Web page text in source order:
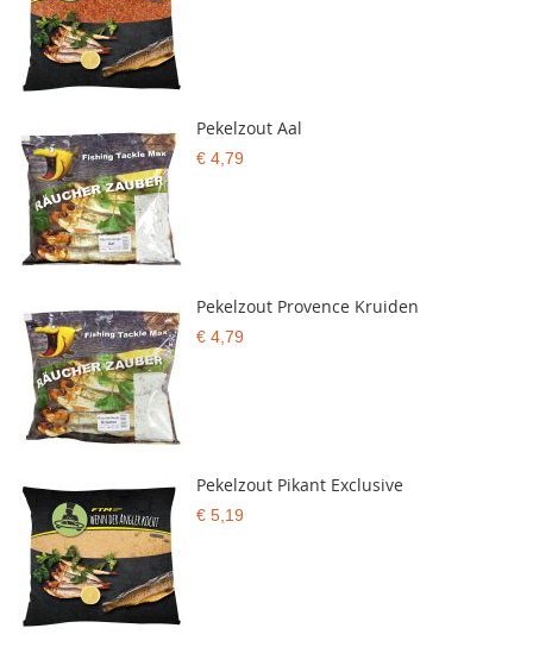
Pekelzout Aal
€ 4,79
Pekelzout Provence Kruiden
€ 4,79
Pekelzout Pikant Exclusive
€ 5,19